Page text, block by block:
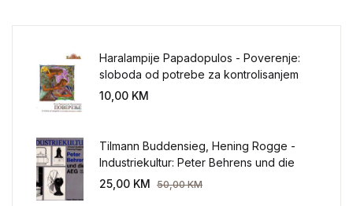
Haralampije Papadopulos - Poverenje:
sloboda od potrebe za kontrolisanjem
sveta
10,00 KM
Tilmann Buddensieg, Hening Rogge -
Industriekultur: Peter Behrens und die
AEG 1907-1914.
25,00 KM 50,00KM